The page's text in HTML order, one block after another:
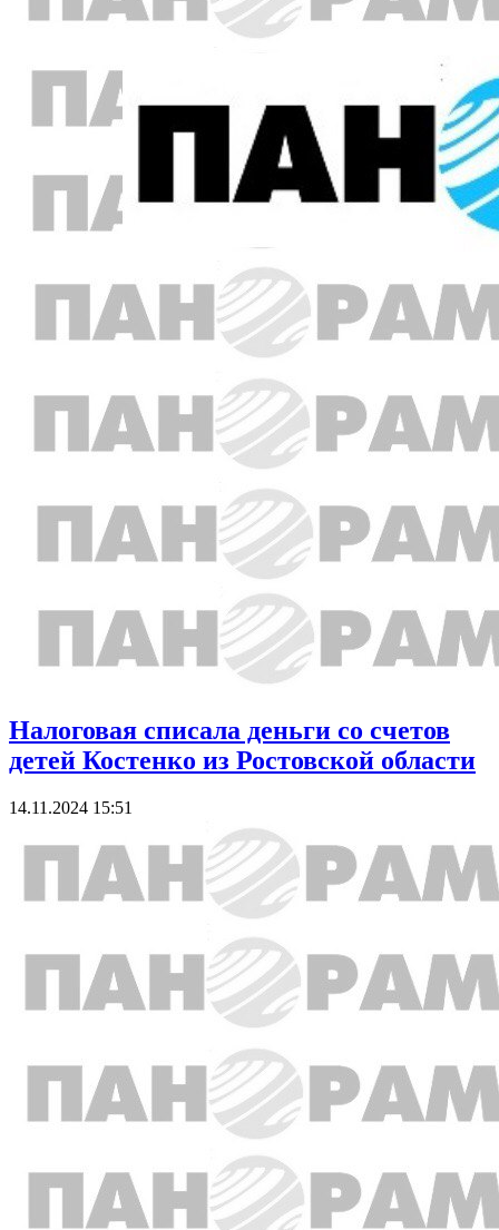
Налоговая списала деньги со счетов
детей Костенко из Ростовской области
14.11.2024 15:51